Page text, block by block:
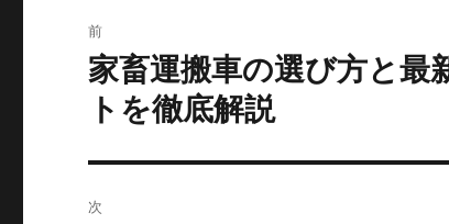
稿
ナ
ゲ
前
前
の
投
稿:
家畜運搬車の選び方と最
トを徹底解説
次